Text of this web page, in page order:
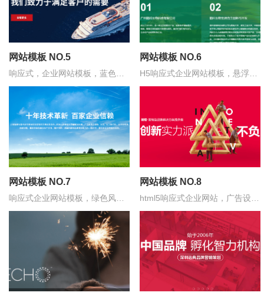
网站模板 NO.5
响应式，企业网站模板，蓝色，
基础营销型
网站模板 NO.6
H5响应式企业网站模板，悬浮导
航，绿色风格
网站模板 NO.7
响应式企业网站模板，绿色风
格，环保科技公司
网站模板 NO.8
html5响应式企业网站，广告设计
公司模板